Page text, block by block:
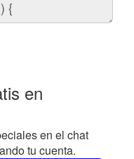
en
en el chat
tu cuenta.